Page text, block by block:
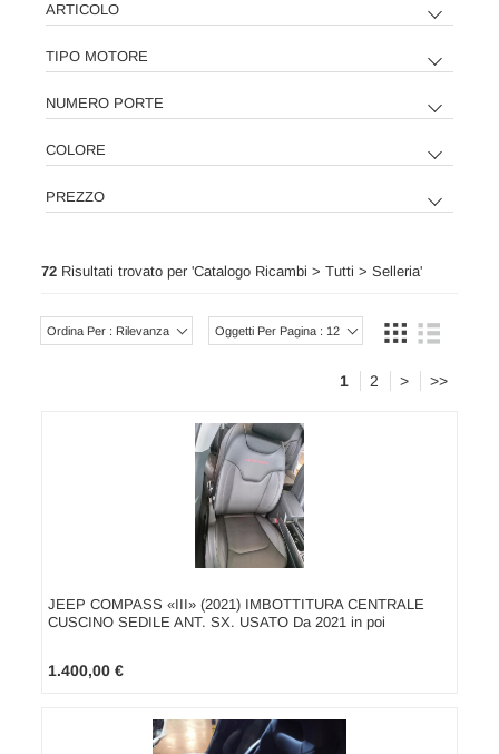
ARTICOLO
TIPO MOTORE
NUMERO PORTE
COLORE
PREZZO
72 Risultati trovato per 'Catalogo Ricambi > Tutti > Selleria'
Ordina Per : Rilevanza Oggetti Per Pagina : 12
1 2 > >>
JEEP COMPASS «III» (2021) IMBOTTITURA CENTRALE
CUSCINO SEDILE ANT. SX. USATO Da 2021 in poi
1.400,00 €